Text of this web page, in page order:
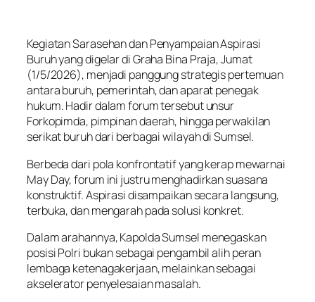
Kegiatan Sarasehan dan Penyampaian Aspirasi
Buruh yang digelar di Graha Bina Praja, Jumat
(1/5/2026), menjadi panggung strategis pertemuan
antara buruh, pemerintah, dan aparat penegak
hukum. Hadir dalam forum tersebut unsur
Forkopimda, pimpinan daerah, hingga perwakilan
serikat buruh dari berbagai wilayah di Sumsel.
Berbeda dari pola konfrontatif yang kerap mewarnai
May Day, forum ini justru menghadirkan suasana
konstruktif. Aspirasi disampaikan secara langsung,
terbuka, dan mengarah pada solusi konkret.
Dalam arahannya, Kapolda Sumsel menegaskan
posisi Polri bukan sebagai pengambil alih peran
lembaga ketenagakerjaan, melainkan sebagai
akselerator penyelesaian masalah.